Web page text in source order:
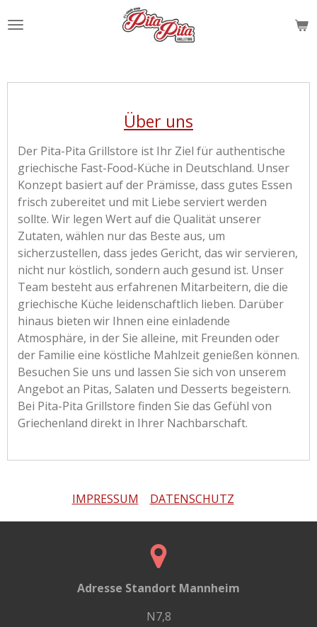
Hauptinhalt
Über uns
Der Pita-Pita Grillstore ist Ihr Ziel für authentische
griechische Fast-Food-Küche in Deutschland. Unser
Konzept basiert auf der Prämisse, dass gutes Essen
frisch zubereitet und mit Liebe serviert werden
sollte. Wir legen Wert auf die Qualität unserer
Zutaten, wählen nur das Beste aus, um
sicherzustellen, dass jedes Gericht, das wir servieren,
nicht nur köstlich, sondern auch gesund ist. Unser
Team besteht aus erfahrenen Mitarbeitern, die die
griechische Küche leidenschaftlich lieben. Darüber
hinaus bieten wir Ihnen eine einladende
Atmosphäre, in der Sie alleine, mit Freunden oder
der Familie eine köstliche Mahlzeit genießen können.
Besuchen Sie uns und lassen Sie sich von unserem
Angebot an Pitas, Salaten und Desserts begeistern.
Bei Pita-Pita Grillstore finden Sie das Gefühl von
Griechenland direkt in Ihrer Nachbarschaft.
IMPRESSUM DATENSCHUTZ
Adresse Standort Mannheim
N7,8